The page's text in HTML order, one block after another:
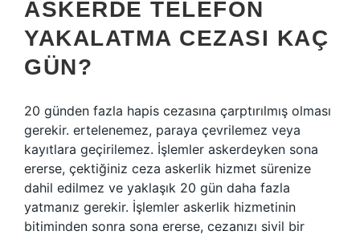
ASKERDE TELEFON
YAKALATMA CEZASI KAÇ
GÜN?
20 günden fazla hapis cezasına çarptırılmış olması
gerekir. ertelenemez, paraya çevrilemez veya
kayıtlara geçirilemez. İşlemler askerdeyken sona
ererse, çektiğiniz ceza askerlik hizmet sürenize
dahil edilmez ve yaklaşık 20 gün daha fazla
yatmanız gerekir. İşlemler askerlik hizmetinin
bitiminden sonra sona ererse, cezanızı sivil bir